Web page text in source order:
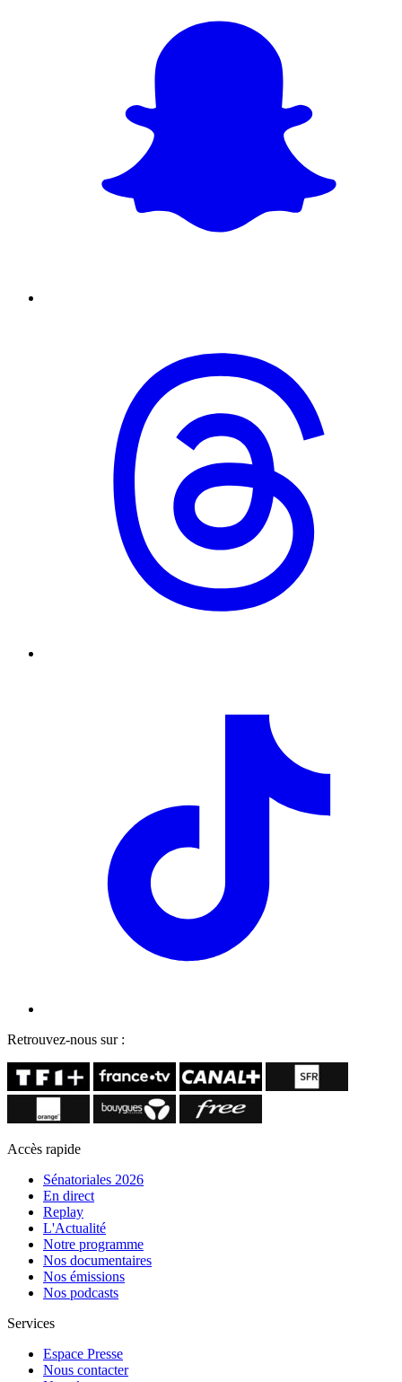
Retrouvez-nous sur :
Accès rapide
Sénatoriales 2026
En direct
Replay
L'Actualité
Notre programme
Nos documentaires
Nos émissions
Nos podcasts
Services
Espace Presse
Nous contacter